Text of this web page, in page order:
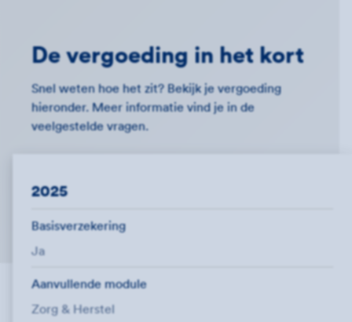
De vergoeding in het kort
Snel weten hoe het zit? Bekijk je vergoeding
hieronder. Meer informatie vind je in de
veelgestelde vragen.
2025
Basisverzekering
Ja
Aanvullende module
Zorg & Herstel